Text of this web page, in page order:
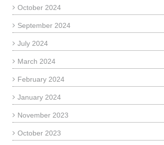
October 2024
September 2024
July 2024
March 2024
February 2024
January 2024
November 2023
October 2023